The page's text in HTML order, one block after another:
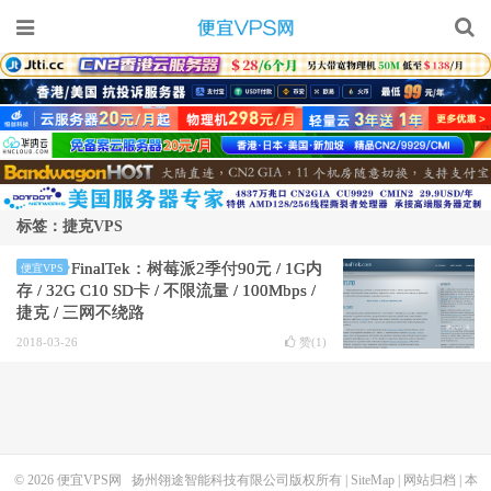
标签：捷克VPS
便宜VPS
FinalTek：树莓派2季付90元 / 1G内
存 / 32G C10 SD卡 / 不限流量 / 100Mbps /
捷克 / 三网不绕路
2018-03-26 赞(1 )
© 2026 便宜VPS网 扬州翎途智能科技有限公司版权所有 | SiteMap| 网站归档
本